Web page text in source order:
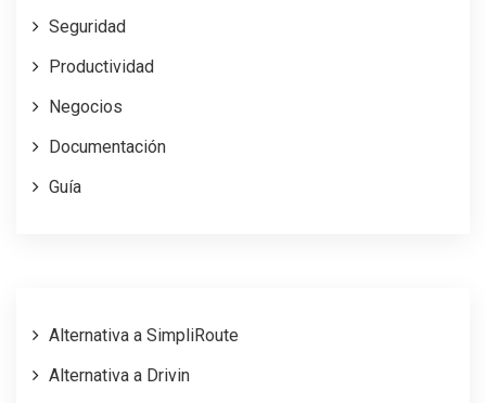
Seguridad
Productividad
Negocios
Documentación
Guía
Alternativa a SimpliRoute
Alternativa a Drivin